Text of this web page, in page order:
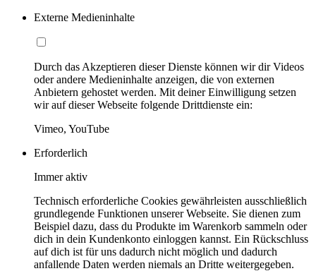
Externe Medieninhalte
Durch das Akzeptieren dieser Dienste können wir dir Videos
oder andere Medieninhalte anzeigen, die von externen
Anbietern gehostet werden. Mit deiner Einwilligung setzen
wir auf dieser Webseite folgende Drittdienste ein:
Vimeo, YouTube
Erforderlich
Immer aktiv
Technisch erforderliche Cookies gewährleisten ausschließlich
grundlegende Funktionen unserer Webseite. Sie dienen zum
Beispiel dazu, dass du Produkte im Warenkorb sammeln oder
dich in dein Kundenkonto einloggen kannst. Ein Rückschluss
auf dich ist für uns dadurch nicht möglich und dadurch
anfallende Daten werden niemals an Dritte weitergegeben.